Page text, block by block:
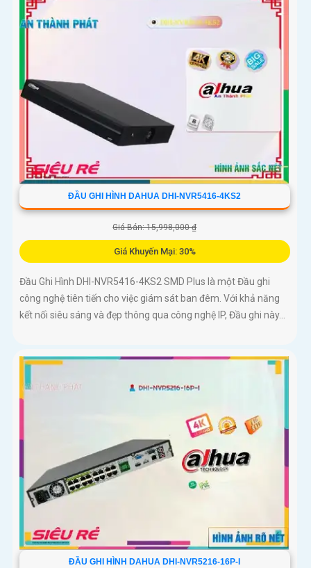
ĐẦU GHI HÌNH DAHUA DHI-NVR5416-4KS2
Giá Bán: 15,998,000 ₫
Giá Khuyến Mại: 30%
Đầu Ghi Hình DHI-NVR5416-4KS2 SMD Plus là một Đầu ghi
công nghệ tiên tiến cho việc giám sát ban đêm. Với khả năng
kết nối siêu sáng và đẹp thông qua công nghệ IP, Đầu ghi này...
ĐẦU GHI HÌNH DAHUA DHI-NVR5216-16P-I